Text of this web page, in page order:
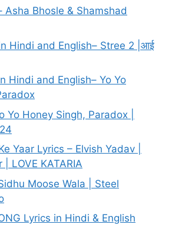
– Asha Bhosle & Shamshad
Hindi and English– Stree 2 |आई
Hindi and English– Yo Yo
Yo Honey Singh, Paradox |
Yaar Lyrics – Elvish Yadav |
LOVE KATARIA
Moose Wala | Steel
Lyrics in Hindi & English